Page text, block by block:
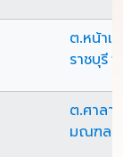
ต.หน้าเ
ราชบุรี
ต.ศาลา
มณฑล